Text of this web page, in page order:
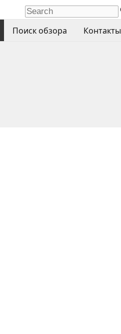
Поиск обзора Контакты